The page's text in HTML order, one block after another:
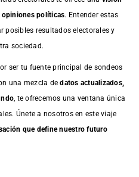
opiniones políticas. Entender estas
posibles resultados electorales y
sociedad.
ser tu fuente principal de sondeos
una mezcla dedatos actualizados,
, te ofrecemos una ventana única
Únete a nosotros en este viaje
que define nuestro futuro